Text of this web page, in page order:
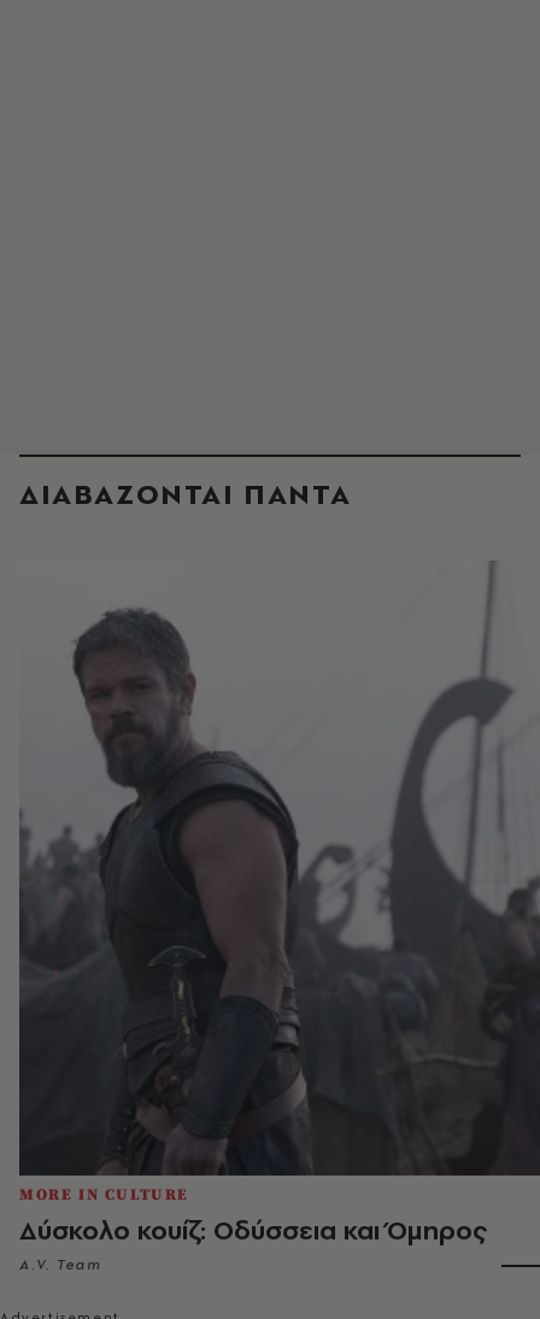
ΔΙΑΒΑΖΟΝΤΑΙ ΠΑΝΤΑ
MORE IN CULTURE
Δύσκολο κουίζ: Οδύσσεια και Όμηρος
A.V. Team